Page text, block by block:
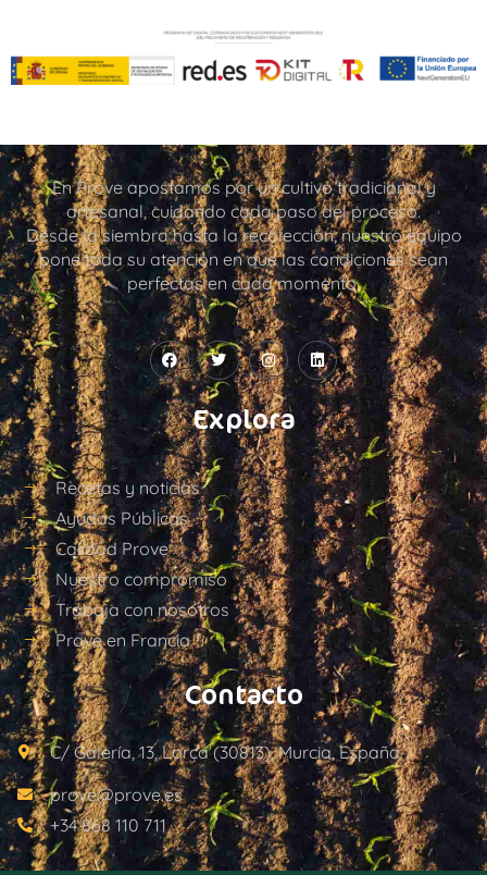
En Prove apostamos por un cultivo tradicional y
artesanal, cuidando cada paso del proceso.
Desde la siembra hasta la recolección, nuestro equipo
pone toda su atención en que las condiciones sean
perfectas en cada momento.
Explora
Recetas y noticias
Ayudas Públicas
Calidad Prove
Nuestro compromiso
Trabaja con nosotros
Prove en Francia
Contacto
C/ Galería, 13, Lorca (30813), Murcia, España.
prove@prove.es
+34 868 110 711